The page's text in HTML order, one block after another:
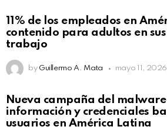
11% de los empleados en
contenido para adultos en
trabajo
by Guillermo A. Mata mayo 11,
Nueva campaña del
información y credenciales
usuarios en América Latina